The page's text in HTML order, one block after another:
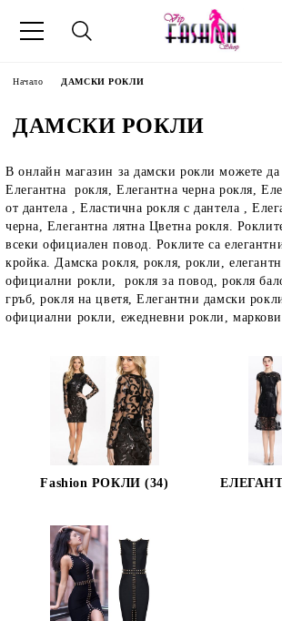
Начало ДАМСКИ РОКЛИ
ДАМСКИ РОКЛИ
В онлайн магазин за дамски рокли можете да
Елегантна рокля, Елегантна черна рокля,
от дантела , Еластична рокля с дантела ,
черна, Елегантна лятна Цветна рокля.
всеки официален повод. Роклите са
кройка. Дамска рокля, рокля, рокли,
официални рокли, рокля за повод, рокля
гръб, рокля на цветя, Елегантни дамски
официални рокли, ежедневни рокли,
Fashion РОКЛИ (34)